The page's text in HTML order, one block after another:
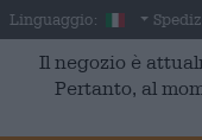
Skip to main content
Linguaggio: Italian
Il negozio è
Pertanto, al